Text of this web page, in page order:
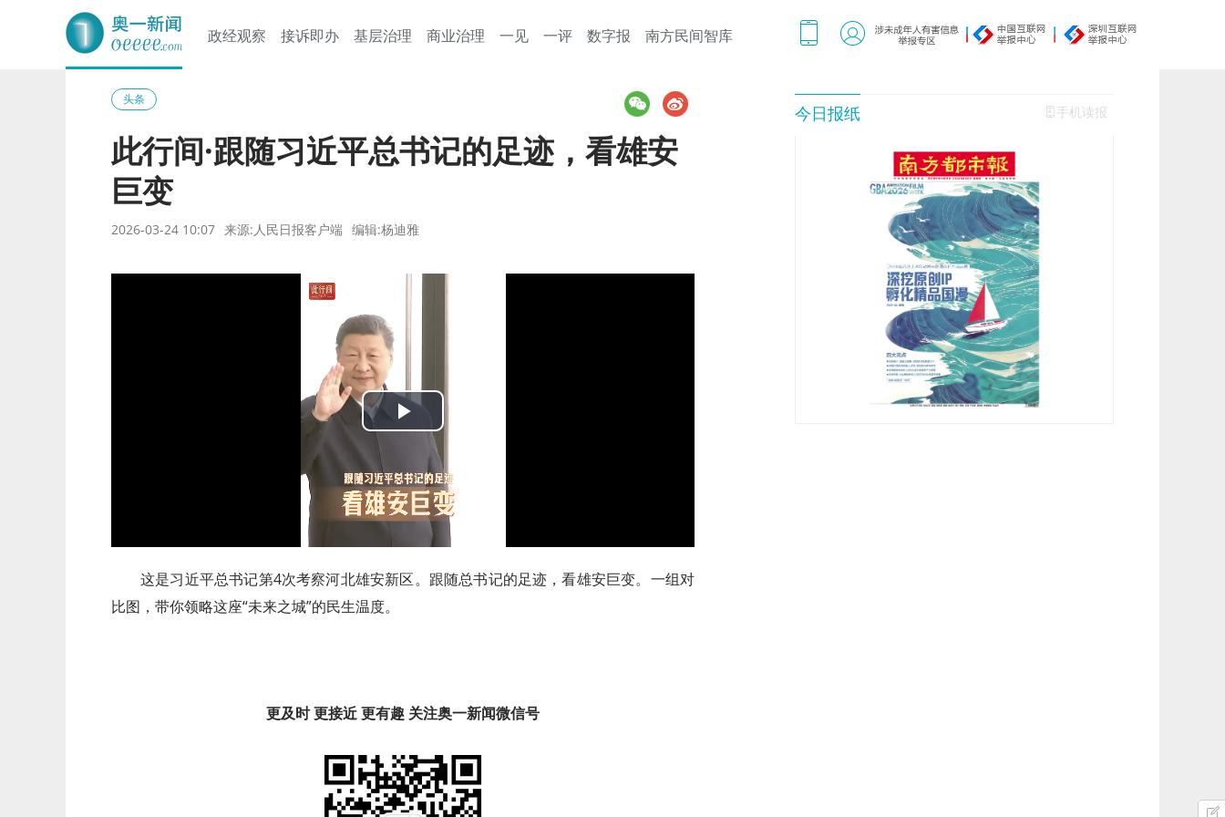
奥一网
政经观察 接诉即办 基层治理 商业治理 一见 一评 数字报 南方民间智库
头条
此行间·跟随习近平总书记的足迹，看雄安
巨变
2026-03-24 10:07 来源:人民日报客户端 编辑:杨迪雅
Play
Video
这是习近平总书记第4次考察河北雄安新区。跟随总书记的足迹，看雄安巨变。一组对
比图，带你领略这座“未来之城”的民生温度。
更及时 更接近 更有趣 关注奥一新闻微信号
今日报纸 手机读报